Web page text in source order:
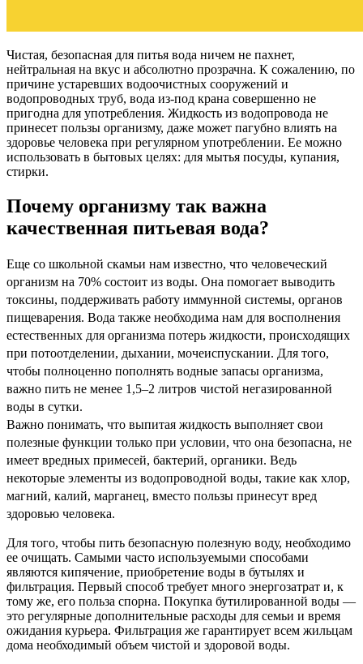
Чистая, безопасная для питья вода ничем не пахнет,
нейтральная на вкус и абсолютно прозрачна. К сожалению, по
причине устаревших водоочистных сооружений и
водопроводных труб, вода из-под крана совершенно не
пригодна для употребления. Жидкость из водопровода не
принесет пользы организму, даже может пагубно влиять на
здоровье человека при регулярном употреблении. Ее можно
использовать в бытовых целях: для мытья посуды, купания,
стирки.
Почему организму так важна
качественная питьевая вода?
Еще со школьной скамьи нам известно, что человеческий
организм на 70% состоит из воды. Она помогает выводить
токсины, поддерживать работу иммунной системы, органов
пищеварения. Вода также необходима нам для восполнения
естественных для организма потерь жидкости, происходящих
при потоотделении, дыхании, мочеиспускании. Для того,
чтобы полноценно пополнять водные запасы организма,
важно пить не менее 1,5–2 литров чистой негазированной
воды в сутки.
Важно понимать, что выпитая жидкость выполняет свои
полезные функции только при условии, что она безопасна, не
имеет вредных примесей, бактерий, органики. Ведь
некоторые элементы из водопроводной воды, такие как хлор,
магний, калий, марганец, вместо пользы принесут вред
здоровью человека.
Для того, чтобы пить безопасную полезную воду, необходимо
ее очищать. Самыми часто используемыми способами
являются кипячение, приобретение воды в бутылях и
фильтрация. Первый способ требует много энергозатрат и, к
тому же, его польза спорна. Покупка бутилированной воды —
это регулярные дополнительные расходы для семьи и время
ожидания курьера. Фильтрация же гарантирует всем жильцам
дома необходимый объем чистой и здоровой воды.